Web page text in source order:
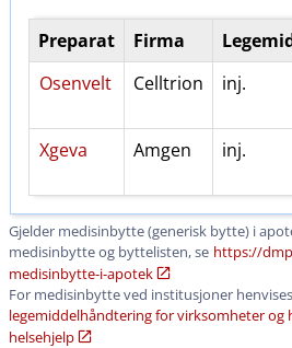
Preparat Firma
Osenvelt
Celltrion inj.
Xgeva Amgen inj.
Gjelder medisinbytte (generisk bytte) i
medisinbytte og byttelisten, se https:​/​/
medisinbytte-i-apotek
For medisinbytte ved institusjoner
legemiddelhåndtering for virksomheter og
helsehjelp